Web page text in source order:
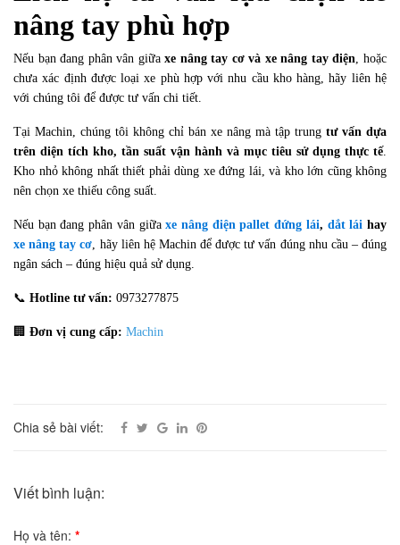
nâng tay phù hợp
Nếu bạn đang phân vân giữaxe nâng tay cơ và xe nâng tay điện , hoặc
chưa xác định được loại xe phù hợp với nhu cầu kho hàng, hãy liên hệ
với chúng tôi để được tư vấn chi tiết.
Tại Machin, chúng tôi không chỉ bán xe nâng mà tập trung tư vấn dựa
trên diện tích kho, tần suất vận hành và mục tiêu sử dụng thực tế
Kho nhỏ không nhất thiết phải dùng xe đứng lái, và kho lớn cũng không
nên chọn xe thiếu công suất.
Nếu bạn đang phân vân giữaxe nâng điện pallet đứng lái, dắt lái hay
xe nâng tay cơ , hãy liên hệ Machin để được tư vấn đúng nhu cầu – đúng
ngân sách – đúng hiệu quả sử dụng.
📞 Hotline tư vấn: 0973277875
🏢 Đơn vị cung cấp: Machin
Chia sẻ bài viết:
Viết bình luận:
Họ và tên: *